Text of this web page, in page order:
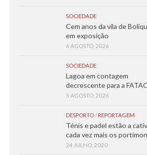
SOCIEDADE
Cem anos da vila de
em exposição
6 AGOSTO, 2026
SOCIEDADE
Lagoa em contagem
decrescente para a
5 AGOSTO, 2026
DESPORTO/ REPORTAGEM
Ténis e padel estão a
cada vez mais os
24 JULHO, 2020